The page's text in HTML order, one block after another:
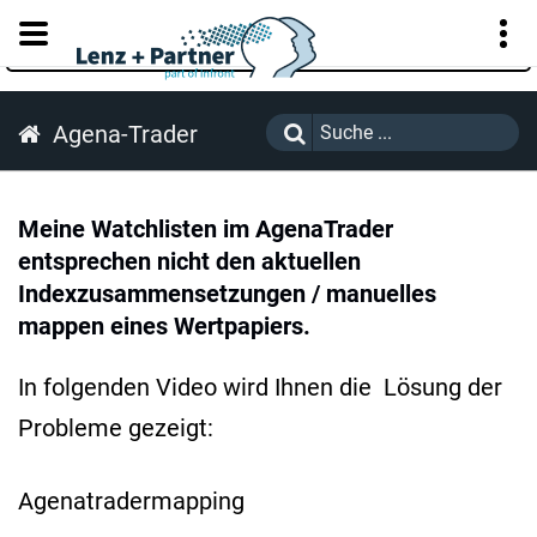
KUNDENPORTAL
Agena-Trader
Meine Watchlisten im AgenaTrader
entsprechen nicht den aktuellen
Indexzusammensetzungen / manuelles
mappen eines Wertpapiers.
In folgenden Video wird Ihnen die Lösung der
Probleme gezeigt:
Agenatradermapping